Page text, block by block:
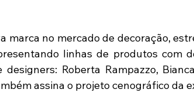
marca no mercado de decoração,
linhas de produtos com
Roberta Rampazzo,
assina o projeto cenográfico da